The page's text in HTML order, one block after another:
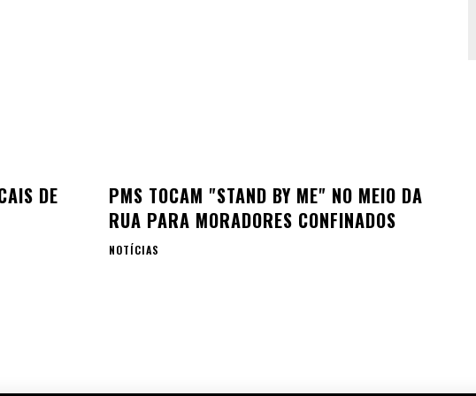
DE
PMS TOCAM "STAND BY ME" NO MEIO DA
RUA PARA MORADORES CONFINADOS
NOTÍCIAS